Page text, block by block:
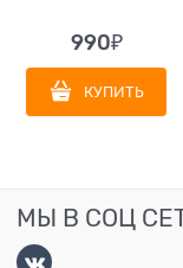
990₽
КУПИТЬ
МЫ В СОЦ